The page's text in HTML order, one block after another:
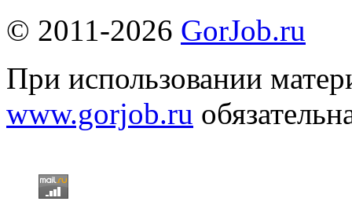
© 2011-2026 GorJob.ru
При использовании
www.gorjob.ru